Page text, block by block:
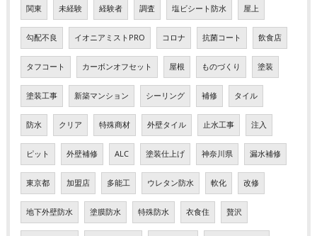
関東 未経験 経験者 調査 塩ビシート防水 屋上
勾配不良 イオニアミストPRO コロナ 抗菌コート 飲食店
タフコート カーボンオフセット 屋根 ものづくり 塗装
塗装工事 新築マンション シーリング 補修 タイル
防水 クリア 特殊商材 外壁タイル 止水工事 注入
ピット 外壁補修 ALC 塗装仕上げ 神奈川県 漏水補修
東京都 加盟店 多能工 ウレタン防水 軟化 改修
地下外壁防水 塗膜防水 特殊防水 衣食住 贅沢